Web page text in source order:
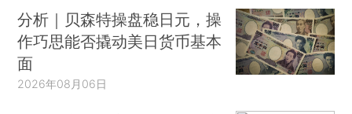
分析｜贝森特操盘稳日元，操
作巧思能否撬动美日货币基本
面
2026年08月06日